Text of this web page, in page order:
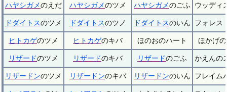
ハヤシガメのえだ ハヤシガメのツメ ハヤシガメのごふ ウッディ
ドダイトスのツメ ドダイトスのツノ ドダイトスのいん フォレス
ヒトカゲのツメ ヒトカゲのキバ ほのおのハート ほかげ
リザードのツメ リザードのキバ リザードのごふ かえんの
リザードンのツメ リザードンのキバ リザードンのいん フレイム